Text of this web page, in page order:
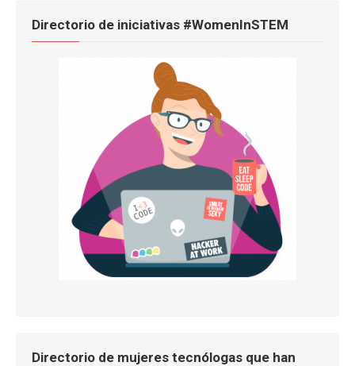
Directorio de iniciativas #WomenInSTEM
Directorio de mujeres tecnólogas que han